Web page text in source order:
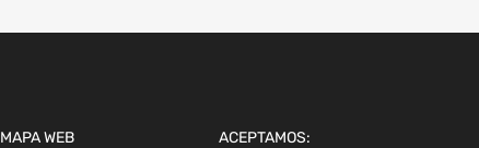
MAPA WEB ACEPTAMOS: